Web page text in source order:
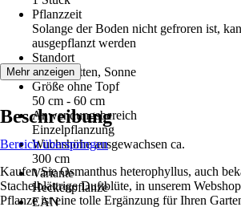
Pflanzzeit
Solange der Boden nicht gefroren ist,
ausgepflanzt werden
Standort
Halbschatten, Sonne
Größe ohne Topf
50 cm - 60 cm
Anwendungsbereich
Einzelpflanzung
Wuchshöhe ausgewachsen ca.
300 cm
Variante
Heckenpflanze
EAN
Mehr anzeigen
Beschreibung
Bereich überspringen
Kaufen Sie Osmanthus heterophyllus, auch
Stachelblättrige Duftblüte, in unserem
Pflanze ist eine tolle Ergänzung für Ihren